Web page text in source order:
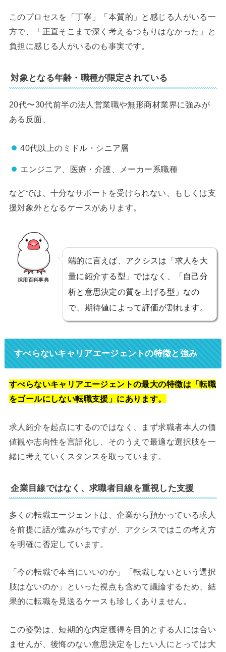
このプロセスを「丁寧」「本質的」と感じる人がいる一
方で、「正直そこまで深く考えるつもりはなかった」と
負担に感じる人がいるのも事実です。
対象となる年齢・職種が限定されている
20代〜30代前半の法人営業職や無形商材業界に強みが
ある反面、
40代以上のミドル・シニア層
エンジニア、医療・介護、メーカー系職種
などでは、十分なサポートを受けられない、もしくは支
援対象外となるケースがあります。
採用百科事典
端的に言えば、アクシスは「求人を大
量に紹介する型」ではなく、「自己分
析と意思決定の質を上げる型」なの
で、期待値によって評価が割れます。
すべらないキャリアエージェントの特徴と強み
すべらないキャリアエージェントの最大の特徴は「転職
をゴールにしない転職支援」にあります。
求人紹介を起点にするのではなく、まず求職者本人の価
値観や志向性を言語化し、そのうえで最適な選択肢を一
緒に考えていくスタンスを取っています。
企業目線ではなく、求職者目線を重視した支援
多くの転職エージェントは、企業から預かっている求人
を前提に話が進みがちですが、アクシスではこの考え方
を明確に否定しています。
「今の転職で本当にいいのか」「転職しないという選択
肢はないのか」といった視点も含めて議論するため、結
果的に転職を見送るケースも珍しくありません。
この姿勢は、短期的な内定獲得を目的とする人には合い
ませんが、後悔のない意思決定をしたい人にとっては大